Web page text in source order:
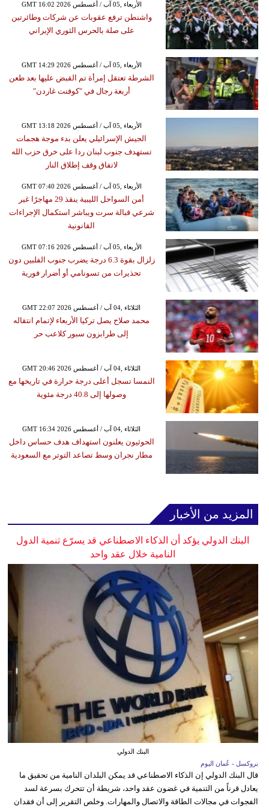
GMT 16:02 2026 الأربعاء ,05 آب / أغسطس
واشنطن ترفع عقوبات عن شركات وطائرتين
على صلة بالحرس الثوري الإيراني
GMT 14:29 2026 الأربعاء ,05 آب / أغسطس
الشرطة تعتقل إمرأة تم القبض عليها بعد طعن
أربعة رجال في "كوفنت غاردن"
GMT 13:18 2026 الأربعاء ,05 آب / أغسطس
الجيش الإسرائيلي يعلن بدء موجة هجمات
تستهدف جنوب لبنان ردا على خرق حزب الله
لاتفاق وقف إطلاق النار
GMT 07:40 2026 الأربعاء ,05 آب / أغسطس
أمن السواحل الليبية ينقذ 29 مهاجرًا غير
شرعي قبالة سرت ويباشر استكمال الإجراءات
القانونية
GMT 07:16 2026 الأربعاء ,05 آب / أغسطس
زلزال بقوة 6.3 درجة يضرب جنوب الفلبين دون
تحذيرات من تسونامي أو أضرار فورية
GMT 22:07 2026 الثلاثاء ,04 آب / أغسطس
محمد صلاح يصل تركيا الأربعاء لإتمام انتقاله
إلى طرابزون سبور كلاعب حر
GMT 20:46 2026 الثلاثاء ,04 آب / أغسطس
النمسا تسجل أعلى درجة حرارة في تاريخها مع
وصولها إلى 40.8 درجة مئوية
GMT 16:34 2026 الثلاثاء ,04 آب / أغسطس
الحوثيون يعلنون استهداف هدف حساس داخل
مطار نجران وسط تصاعد التوتر مع السعودية
المزيد من الأخبار
البنك الدولي يؤكد أن الذكاء الاصطناعي قد يسرّع تنمية الدول
النامية خلال عقد واحد
البنك الدولي
بروكسل - عُمان اليوم
قال البنك الدولي إن الذكاء الاصطناعي قد يمكن البلدان النامية من تحقيق ما
يعادل قرناً من التنمية في غضون عقد واحد، شريطة أن تتحرك بسرعة لسد
الفجوات في مجالات الطاقة والاتصال والمهارات. وخلص التقرير إلى أن فقدان